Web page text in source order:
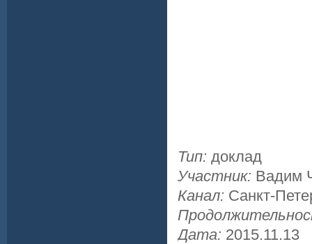
Тип: доклад
Участник: Вадим
Канал: Санкт-
Дата: 2015.11.13